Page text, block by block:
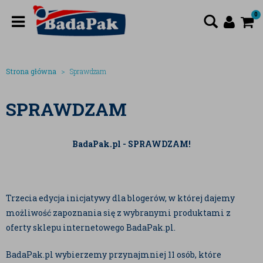
0
Strona główna Sprawdzam
SPRAWDZAM
BadaPak.pl - SPRAWDZAM!
Trzecia edycja inicjatywy dla blogerów, w której dajemy
możliwość zapoznania się z wybranymi produktami z
oferty sklepu internetowego BadaPak.pl.
BadaPak.pl wybierzemy przynajmniej 11 osób, które